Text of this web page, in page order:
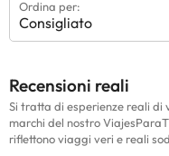
Ordina per:
Consigliato
Recensioni reali
Si tratta di esperienze reali di
marchi del nostro
riflettono viaggi veri e reali